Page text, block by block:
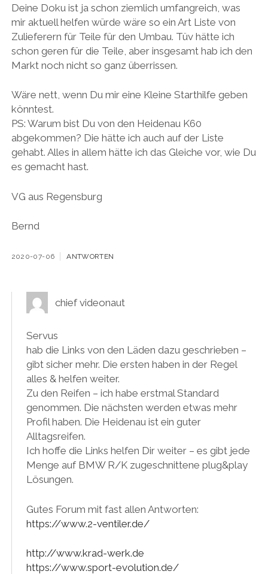
Deine Doku ist ja schon ziemlich umfangreich, was
mir aktuell helfen würde wäre so ein Art Liste von
Zulieferern für Teile für den Umbau. Tüv hätte ich
schon geren für die Teile, aber insgesamt hab ich den
Markt noch nicht so ganz überrissen.
Wäre nett, wenn Du mir eine Kleine Starthilfe geben
könntest.
PS: Warum bist Du von den Heidenau K60
abgekommen? Die hätte ich auch auf der Liste
gehabt. Alles in allem hätte ich das Gleiche vor, wie Du
es gemacht hast.
VG aus Regensburg
Bernd
2020-07-06 ANTWORTEN
chief videonaut
Servus
hab die Links von den Läden dazu geschrieben –
gibt sicher mehr. Die ersten haben in der Regel
alles & helfen weiter.
Zu den Reifen – ich habe erstmal Standard
genommen. Die nächsten werden etwas mehr
Profil haben. Die Heidenau ist ein guter
Alltagsreifen.
Ich hoffe die Links helfen Dir weiter – es gibt jede
Menge auf BMW R/K zugeschnittene plug&play
Lösungen.
Gutes Forum mit fast allen Antworten:
https://www.2-ventiler.de/
http://www.krad-werk.de
https://www.sport-evolution.de/